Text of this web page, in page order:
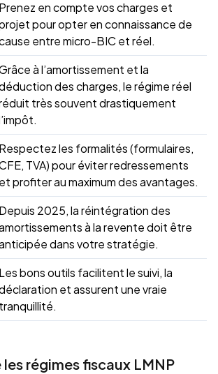
Prenez en compte vos charges et
pour opter en connaissance de
entre micro-BIC et réel.
à l’amortissement et la
des charges, le régime réel
très souvent drastiquement
Respectez les formalités (formulaires,
TVA) pour éviter redressements
et profiter au maximum des avantages.
Depuis 2025, la réintégration des
à la revente doit être
dans votre stratégie.
Les bons outils facilitent le suivi, la
et assurent une vraie
tranquillité.
régimes fiscaux LMNP